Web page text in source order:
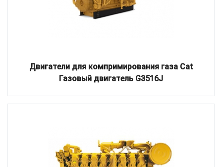
Двигатели для компримирования газа Cat
Газовый двигатель G3516J